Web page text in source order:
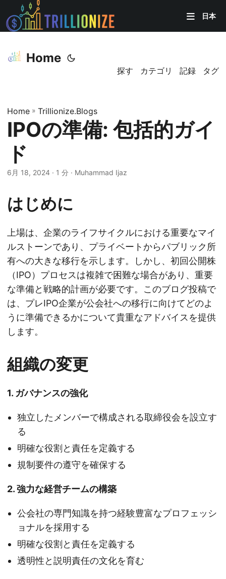
日本
Home
探す カテゴリ 記録 タグ
Home » Trillionize.Blogs
IPOの準備: 包括的ガイ
ド
6月 18, 2024 · 1 分 · Muhammad Ijaz
はじめに
上場は、企業のライフサイクルにおける重要なマイ
ルストーンであり、プライベートからパブリック所
有への大きな移行を示します。しかし、初回公開株
（IPO）プロセスは複雑で困難な場合があり、重要
な準備と戦略的計画が必要です。このブログ投稿で
は、プレIPO企業が公会社への移行に向けてどのよ
うに準備できるかについて貴重なアドバイスを提供
します。
組織の変更
1. ガバナンスの強化
独立したメンバーで構成される取締役会を設立す
る
明確な役割と責任を定義する
規制要件の遵守を確保する
2. 強力な経営チームの構築
公会社の専門知識を持つ経験豊富なプロフェッシ
ョナルを採用する
明確な役割と責任を定義する
透明性と説明責任の文化を育む